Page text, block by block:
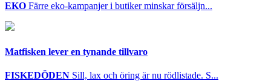
EKO Färre eko-kampanjer i butiker minskar försäljn...
Matfisken lever en tynande tillvaro
FISKEDÖDEN Sill, lax och öring är nu rödlistade. S...